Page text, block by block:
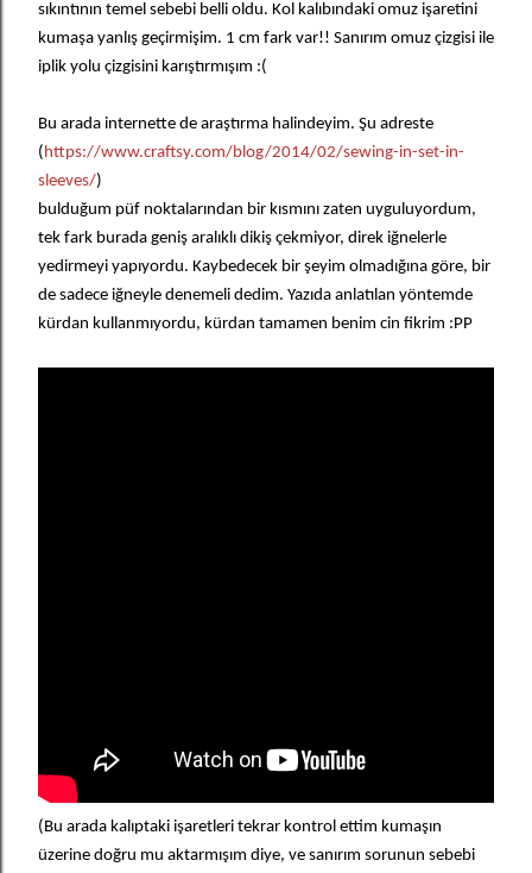
sıkıntının temel sebebi belli oldu. Kol kalıbındaki omuz işaretini
kumaşa yanlış geçirmişim. 1 cm fark var!! Sanırım omuz çizgisi ile
iplik yolu çizgisini karıştırmışım :(
Bu arada internette de araştırma halindeyim. Şu adreste
(https://www.craftsy.com/blog/2014/02/sewing-in-set-in-
sleeves/)
bulduğum püf noktalarından bir kısmını zaten uyguluyordum,
tek fark burada geniş aralıklı dikiş çekmiyor, direk iğnelerle
yedirmeyi yapıyordu. Kaybedecek bir şeyim olmadığına göre, bir
de sadece iğneyle denemeli dedim. Yazıda anlatılan yöntemde
kürdan kullanmıyordu, kürdan tamamen benim cin fikrim :PP
(Bu arada kalıptaki işaretleri tekrar kontrol ettim kumaşın
üzerine doğru mu aktarmışım diye, ve sanırım sorunun sebebi